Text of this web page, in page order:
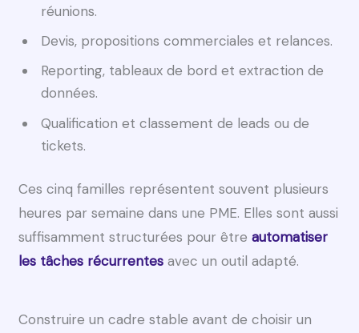
réunions.
Devis, propositions commerciales et relances.
Reporting, tableaux de bord et extraction de
données.
Qualification et classement de leads ou de
tickets.
Ces cinq familles représentent souvent plusieurs
heures par semaine dans une PME. Elles sont aussi
suffisamment structurées pour êtreautomatiser
les tâches récurrentes avec un outil adapté.
Construire un cadre stable avant de choisir un